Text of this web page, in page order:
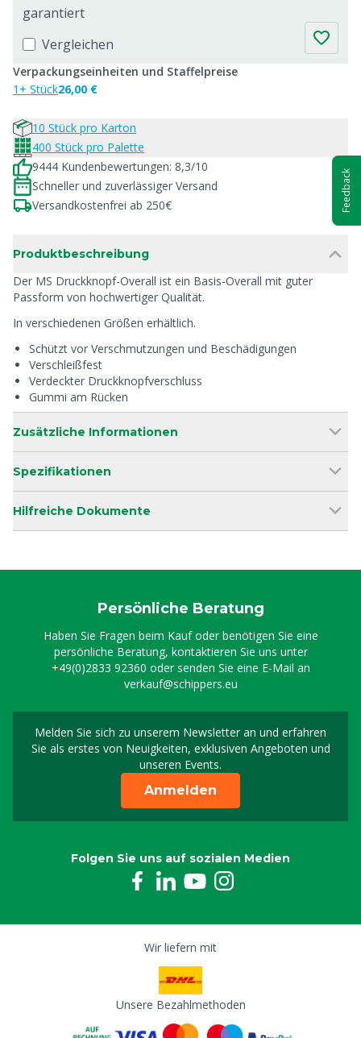
garantiert
Vergleichen
Verpackungseinheiten und Staffelpreise
1+ Stück26,00 €
10 Stück pro Karton
400 Stück pro Palette
9444 Kundenbewertungen: 8,3/10
Schneller und zuverlässiger Versand
Versandkostenfrei ab 250€
Produktbeschreibung
Der MS Druckknopf-Overall ist ein Basis-Overall mit guter
Passform von hochwertiger Qualität.
In verschiedenen Größen erhältlich.
Schützt vor Verschmutzungen und Beschädigungen
Verschleißfest
Verdeckter Druckknopfverschluss
Gummi am Rücken
Zusätzliche Informationen
Spezifikationen
Hilfreiche Dokumente
Persönliche Beratung
Haben Sie Fragen beim Kauf oder benötigen Sie eine
persönliche Beratung, kontaktieren Sie uns unter
+49(0)2833 92360 oder senden Sie eine E-Mail an
verkauf@schippers.eu
Melden Sie sich zu unserem Newsletter an und erfahren
Sie als erstes von Neuigkeiten, exklusiven Angeboten und
unseren Events.
Melden Sie sich für
Anmelden
Folgen Sie uns auf sozialen Medien
Wir liefern mit
Unsere Bezahlmethoden
Feedback